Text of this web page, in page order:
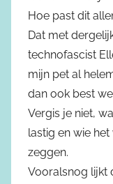
Hoe past dit
Dat met
technofascist
mijn pet al
dan ook best
Vergis je niet,
lastig en wie
zeggen.
Vooralsnog lijkt